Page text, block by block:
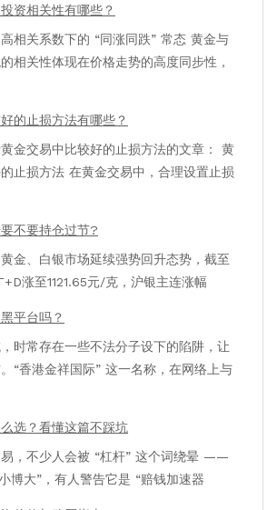
资相关性有哪些？
相关系数下的 “同涨同跌” 常态 黄金与
相关性体现在价格走势的高度同步性，
的止损方法有哪些？
金交易中比较好的止损方法的文章： 黄
止损方法 在黄金交易中，合理设置止损
不要持仓过节?
金、白银市场延续强势回升态势，截至
涨至1121.65元/克，沪银主连涨幅
平台吗？
时常存在一些不法分子设下的陷阱，让
“香港金祥国际” 这一名称，在网络上与
选？看懂这篇不踩坑
，不少人会被 “杠杆” 这个词绕晕 ——
博大”，有人警告它是 “赔钱加速器